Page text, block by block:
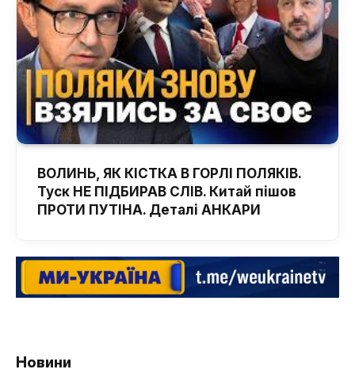
ВОЛИНЬ, ЯК КІСТКА В ГОРЛІ ПОЛЯКІВ.
Туск НЕ ПІДБИРАВ СЛІВ. Китай пішов
ПРОТИ ПУТІНА. Деталі АНКАРИ
Новини